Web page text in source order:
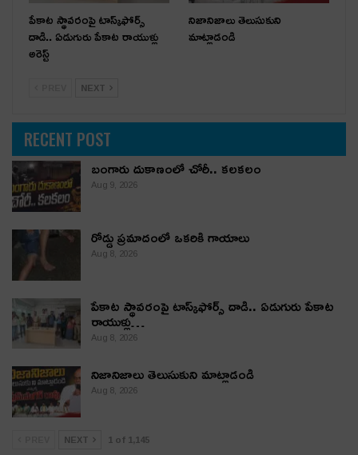
పేకాట స్థావరంపై టాస్క్‌ఫోర్స్
దాడి.. ఏడుగురు పేకాట రాయుళ్లు
అరెస్ట్
నిజానిజాలు తెలుసుకుని
మాట్లాడండి
NEXT
RECENT POST
బంగారు దుకాణంలో చోరీ.. కలకలం
Aug 9, 2026
రోడ్డు ప్రమాదంలో ఒకరికి గాయాలు
Aug 8, 2026
పేకాట స్థావరంపై టాస్క్‌ఫోర్స్ దాడి.. ఏడుగురు పేకాట
రాయుళ్లు…
Aug 8, 2026
నిజానిజాలు తెలుసుకుని మాట్లాడండి
Aug 8, 2026
NEXT 1 of 1,145